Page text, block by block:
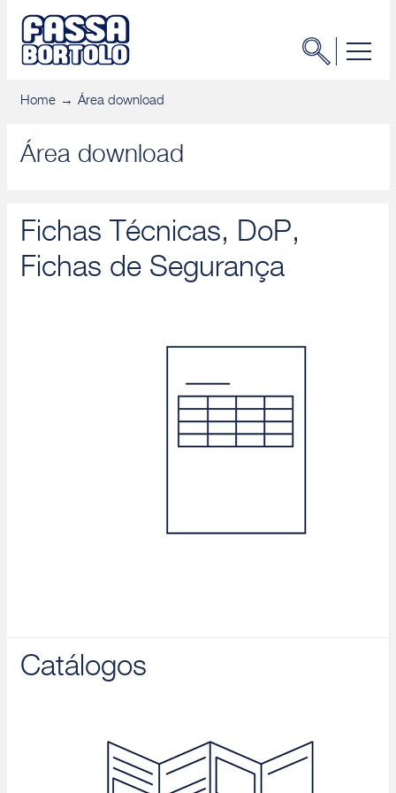
Home Área download
Área download
Fichas Técnicas, DoP,
Fichas de Segurança
Catálogos